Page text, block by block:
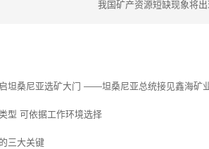
我国矿产资源短缺现象将
坦桑尼亚选矿大门 ——坦桑尼亚总统接见鑫海矿
型 可依据工作环境选择
三大关键